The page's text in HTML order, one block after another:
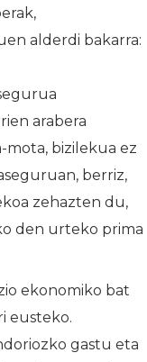
alderdi bakarra:
arabera
bizilekua ez
berriz,
zehazten du,
den urteko prima
ekonomiko bat
eusteko.
gastu eta